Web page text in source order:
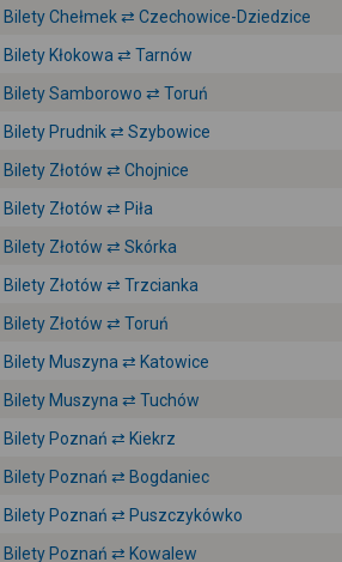
Bilety Chełmek ⇄ Czechowice-Dziedzice
Bilety Kłokowa ⇄ Tarnów
Bilety Samborowo ⇄ Toruń
Bilety Prudnik ⇄ Szybowice
Bilety Złotów ⇄ Chojnice
Bilety Złotów ⇄ Piła
Bilety Złotów ⇄ Skórka
Bilety Złotów ⇄ Trzcianka
Bilety Złotów ⇄ Toruń
Bilety Muszyna ⇄ Katowice
Bilety Muszyna ⇄ Tuchów
Bilety Poznań ⇄ Kiekrz
Bilety Poznań ⇄ Bogdaniec
Bilety Poznań ⇄ Puszczykówko
Bilety Poznań ⇄ Kowalew